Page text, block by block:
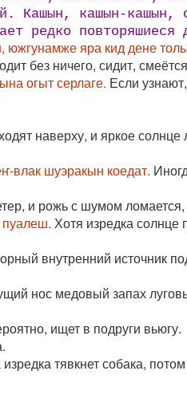
Кашын, кашын-кашын,
редко повторяшиеся
яра кид дене
без ничего, сидит,
огыт серлаге. Если
наверху, и яркое солнце
влак шуэракын коедат.
и рожь с шумом
Хотя изредка солнце
внутренний источник
нос медовый запах
ищет в подруги вьюгу.
тявкнет собака,